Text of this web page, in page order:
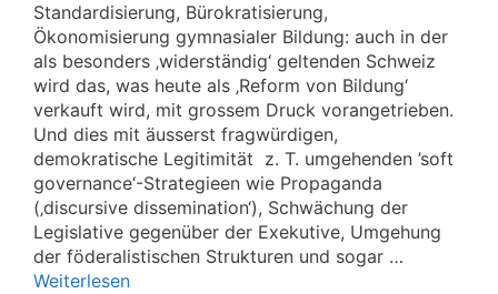
Standardisierung, Bürokratisierung,
Ökonomisierung gymnasialer Bildung: auch in der
als besonders ‚widerständig‘ geltenden Schweiz
wird das, was heute als ‚Reform von Bildung‘
verkauft wird, mit grossem Druck vorangetrieben.
Und dies mit äusserst fragwürdigen,
demokratische Legitimität z. T. umgehenden ’soft
governance‘-Strategieen wie Propaganda
(‚discursive dissemination‘), Schwächung der
Legislative gegenüber der Exekutive, Umgehung
der föderalistischen Strukturen und sogar …
Weiterlesen